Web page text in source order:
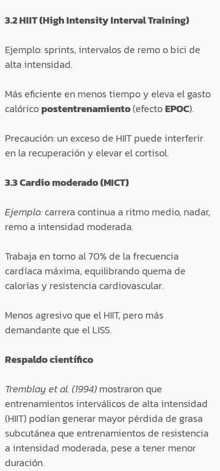
3.2 HIIT (High Intensity Interval Training)
Ejemplo: sprints, intervalos de remo o bici de
alta intensidad.
Más eficiente en menos tiempo y eleva el gasto
calórico postentrenamiento(efecto EPOC).
Precaución: un exceso de HIIT puede interferir
en la recuperación y elevar el cortisol.
3.3 Cardio moderado (MICT)
Ejemplo: carrera continua a ritmo medio, nadar,
remo a intensidad moderada.
Trabaja en torno al 70% de la frecuencia
cardíaca máxima, equilibrando quema de
calorías y resistencia cardiovascular.
Menos agresivo que el HIIT, pero más
demandante que el LISS.
Respaldo científico
Tremblay et al. (1994) mostraron que
entrenamientos interválicos de alta intensidad
(HIIT) podían generar mayor pérdida de grasa
subcutánea que entrenamientos de resistencia
a intensidad moderada, pese a tener menor
duración.